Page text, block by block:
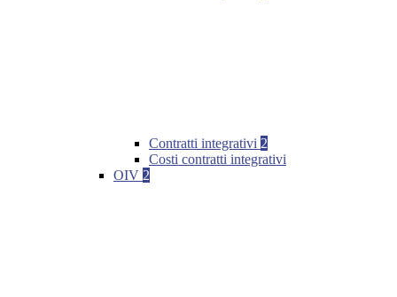
Contratti integrativi 2
Costi contratti integrativi
OIV 2